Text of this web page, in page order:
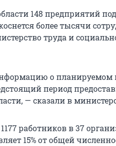
148 предприятий
более тысячи
труда и
о планируемом
период
— сказали в
работников в 37
15% от общей